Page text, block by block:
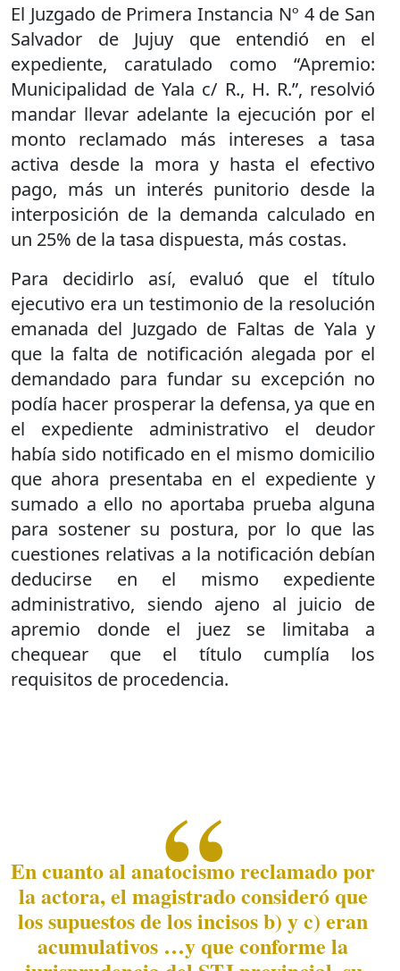
El Juzgado de Primera Instancia Nº 4 de San
Salvador de Jujuy que entendió en el
expediente, caratulado como “Apremio:
Municipalidad de Yala c/ R., H. R.”, resolvió
mandar llevar adelante la ejecución por el
monto reclamado más intereses a tasa
activa desde la mora y hasta el efectivo
pago, más un interés punitorio desde la
interposición de la demanda calculado en
un 25% de la tasa dispuesta, más costas.
Para decidirlo así, evaluó que el título
ejecutivo era un testimonio de la resolución
emanada del Juzgado de Faltas de Yala y
que la falta de notificación alegada por el
demandado para fundar su excepción no
podía hacer prosperar la defensa, ya que en
el expediente administrativo el deudor
había sido notificado en el mismo domicilio
que ahora presentaba en el expediente y
sumado a ello no aportaba prueba alguna
para sostener su postura, por lo que las
cuestiones relativas a la notificación debían
deducirse en el mismo expediente
administrativo, siendo ajeno al juicio de
apremio donde el juez se limitaba a
chequear que el título cumplía los
requisitos de procedencia.
En cuanto al anatocismo reclamado por
la actora, el magistrado consideró que
los supuestos de los incisos b) y c) eran
acumulativos …y que conforme la